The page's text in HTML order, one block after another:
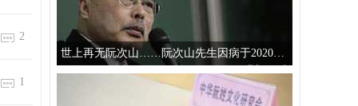
2
1
世上再无阮次山……阮次山先生因病于2020年5月17日在